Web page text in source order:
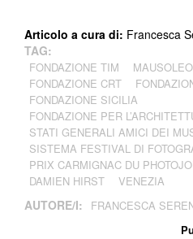
Articolo a cura di: Francesca
TAG:
FONDAZIONE TIM
FONDAZIONE CRT
FONDAZIONE SICILIA
FONDAZIONE PER
STATI GENERALI AMICI DEI
SISTEMA FESTIVAL DI
PRIX CARMIGNAC DU
DAMIEN HIRST
VENEZIA
AUTORE/I: FRANCESCA